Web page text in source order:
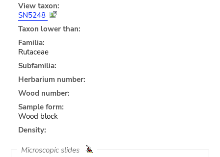
View taxon:
SN5248
Taxon lower than:
Familia:
Rutaceae
Subfamilia:
Herbarium number:
Wood number:
Sample form:
Wood block
Density:
Microscopic slides